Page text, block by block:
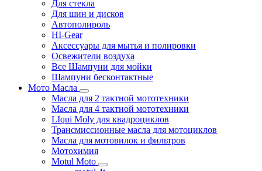
Для стекла
Для шин и дисков
Автополироль
HI-Gear
Аксессуары для мытья и полировки
Освежители воздуха
Все Шампуни для мойки
Шампуни бесконтактные
Мото Масла
Масла для 2 тактной мототехники
Масла для 4 тактной мототехники
LIqui Moly для квадроциклов
Трансмиссионные масла для мотоциклов
Масла для мотовилок и фильтров
Мотохимия
Motul Moto